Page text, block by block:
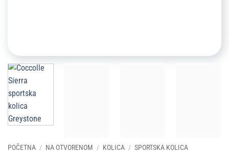
POČETNA / NA OTVORENOM / KOLICA / SPORTSKA KOLICA